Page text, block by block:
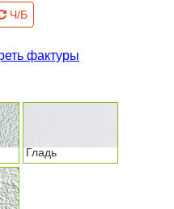
Ч/Б
фактуры
Гладь